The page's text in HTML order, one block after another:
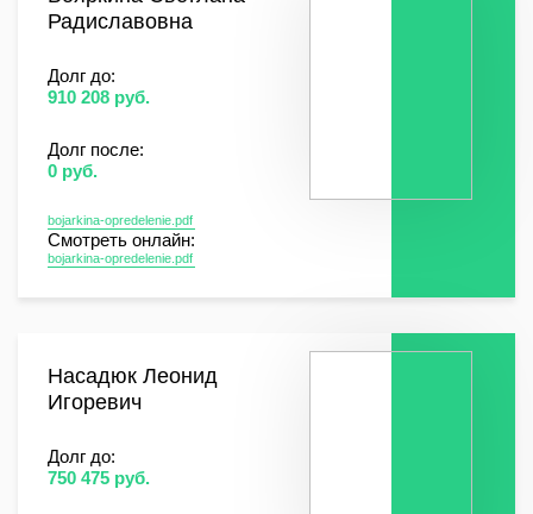
Радиславовна
Долг до:
910 208 руб.
Долг после:
0 руб.
bojarkina-opredelenie.pdf
Смотреть онлайн:
bojarkina-opredelenie.pdf
Насадюк Леонид
Игоревич
Долг до:
750 475 руб.